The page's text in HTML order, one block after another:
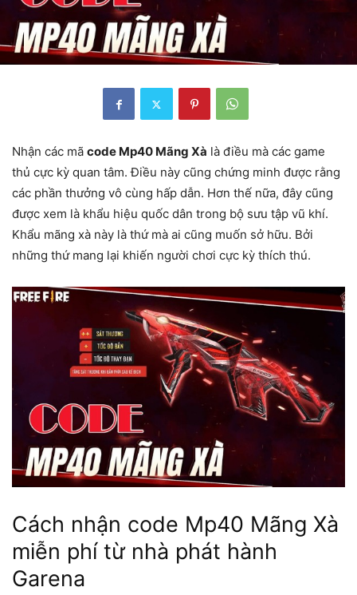
Nhận các mã code Mp40 Mãng Xà là điều mà các game
thủ cực kỳ quan tâm. Điều này cũng chứng minh được rằng
các phần thưởng vô cùng hấp dẫn. Hơn thế nữa, đây cũng
được xem là khẩu hiệu quốc dân trong bộ sưu tập vũ khí.
Khẩu mãng xà này là thứ mà ai cũng muốn sở hữu. Bởi
những thứ mang lại khiến người chơi cực kỳ thích thú.
Cách nhận code Mp40 Mãng Xà
miễn phí từ nhà phát hành
Garena